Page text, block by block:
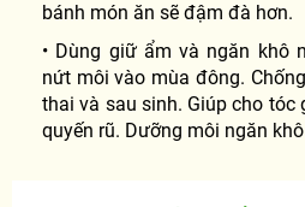
bánh món ăn sẽ đậm đà hơn.
• Dùng giữ ẩm và ngăn khô
nứt môi vào mùa đông.
thai và sau sinh. Giúp cho
quyến rũ. Dưỡng môi ngăn